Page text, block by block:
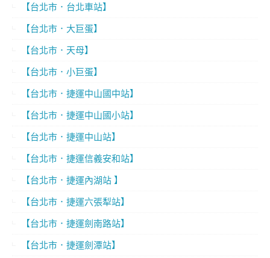
【台北市．台北車站】
【台北市．大巨蛋】
【台北市．天母】
【台北市．小巨蛋】
【台北市．捷運中山國中站】
【台北市．捷運中山國小站】
【台北市．捷運中山站】
【台北市．捷運信義安和站】
【台北市．捷運內湖站 】
【台北市．捷運六張犁站】
【台北市．捷運劍南路站】
【台北市．捷運劍潭站】